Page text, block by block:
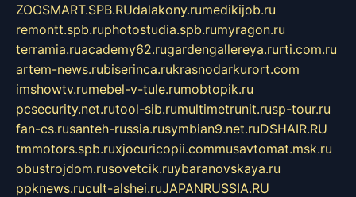
ZOOSMART.SPB.RUdalakony.rumedikijob.ru
remontt.spb.ruphotostudia.spb.rumyragon.ru
terramia.ruacademy62.rugardengallereya.rurti.com.ru
artem-news.rubiserinca.rukrasnodarkurort.com
imshowtv.rumebel-v-tule.rumobtopik.ru
pcsecurity.net.rutool-sib.rumultimetrunit.rusp-tour.ru
fan-cs.rusanteh-russia.rusymbian9.net.ruDSHAIR.RU
tmmotors.spb.ruxjocuricopii.commusavtomat.msk.ru
obustrojdom.rusovetcik.ruybaranovskaya.ru
ppknews.rucult-alshei.ruJAPANRUSSIA.RU